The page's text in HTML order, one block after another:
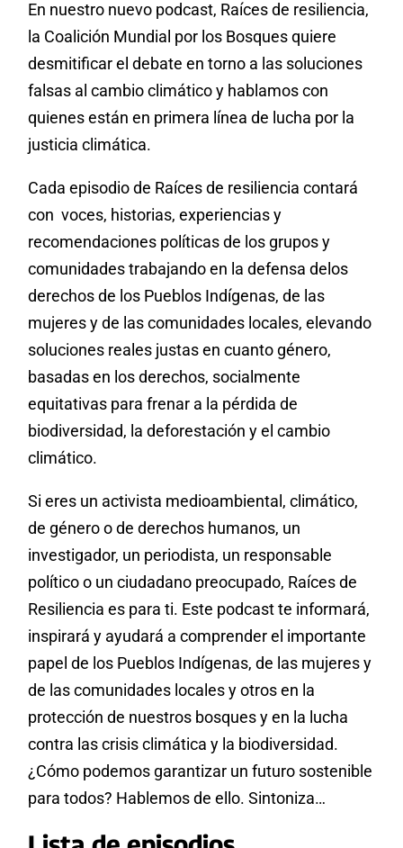
En nuestro nuevo podcast, Raíces de resiliencia,
la Coalición Mundial por los Bosques quiere
desmitificar el debate en torno a las soluciones
falsas al cambio climático y hablamos con
quienes están en primera línea de lucha por la
justicia climática.
Cada episodio de Raíces de resiliencia contará
con voces, historias, experiencias y
recomendaciones políticas de los grupos y
comunidades trabajando en la defensa delos
derechos de los Pueblos Indígenas, de las
mujeres y de las comunidades locales, elevando
soluciones reales justas en cuanto género,
basadas en los derechos, socialmente
equitativas para frenar a la pérdida de
biodiversidad, la deforestación y el cambio
climático.
Si eres un activista medioambiental, climático,
de género o de derechos humanos, un
investigador, un periodista, un responsable
político o un ciudadano preocupado, Raíces de
Resiliencia es para ti. Este podcast te informará,
inspirará y ayudará a comprender el importante
papel de los Pueblos Indígenas, de las mujeres y
de las comunidades locales y otros en la
protección de nuestros bosques y en la lucha
contra las crisis climática y la biodiversidad.
¿Cómo podemos garantizar un futuro sostenible
para todos? Hablemos de ello. Sintoniza…